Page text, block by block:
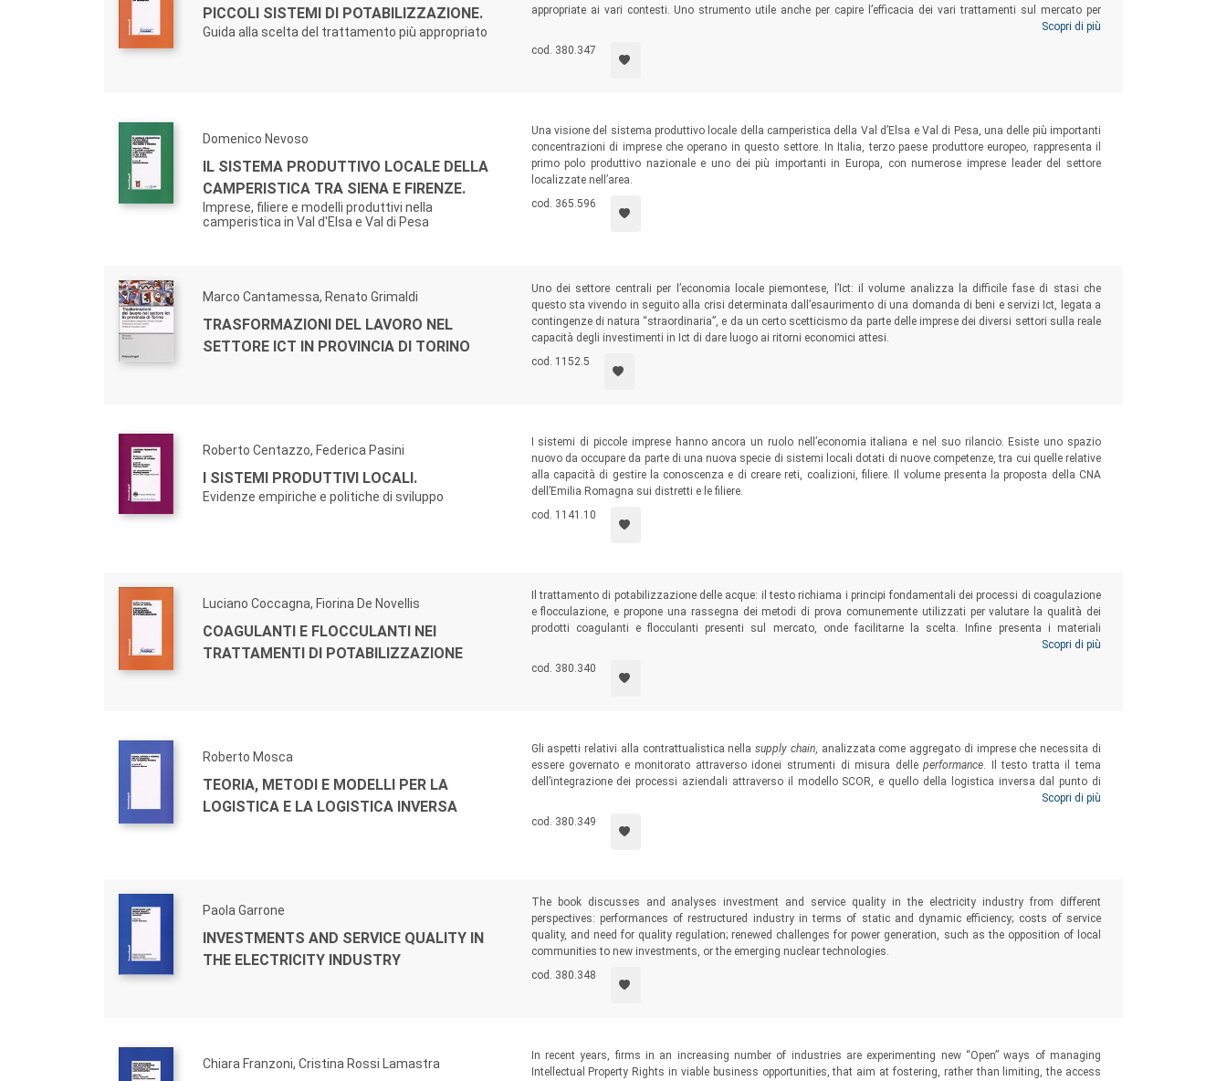
PICCOLI SISTEMI DI POTABILIZZAZIONE.
Guida alla scelta del trattamento più appropriato
appropriate ai vari contesti. Uno strumento utile anche per capire l’efficacia dei vari trattamenti sul mercato per
Scopri di più
cod. 380.347
Domenico Nevoso
IL SISTEMA PRODUTTIVO LOCALE DELLA
CAMPERISTICA TRA SIENA E FIRENZE.
Imprese, filiere e modelli produttivi nella
camperistica in Val d'Elsa e Val di Pesa
Una visione del sistema produttivo locale della camperistica della Val d’Elsa e Val di Pesa, una delle più importanti
concentrazioni di imprese che operano in questo settore. In Italia, terzo paese produttore europeo, rappresenta il
primo polo produttivo nazionale e uno dei più importanti in Europa, con numerose imprese leader del settore
localizzate nell’area.
cod. 365.596
Marco Cantamessa, Renato Grimaldi
TRASFORMAZIONI DEL LAVORO NEL
SETTORE ICT IN PROVINCIA DI TORINO
Uno dei settore centrali per l’economia locale piemontese, l’Ict: il volume analizza la difficile fase di stasi che
questo sta vivendo in seguito alla crisi determinata dall’esaurimento di una domanda di beni e servizi Ict, legata a
contingenze di natura “straordinaria”, e da un certo scetticismo da parte delle imprese dei diversi settori sulla reale
capacità degli investimenti in Ict di dare luogo ai ritorni economici attesi.
cod. 1152.5
Roberto Centazzo, Federica Pasini
I SISTEMI PRODUTTIVI LOCALI.
Evidenze empiriche e politiche di sviluppo
I sistemi di piccole imprese hanno ancora un ruolo nell’economia italiana e nel suo rilancio. Esiste uno spazio
nuovo da occupare da parte di una nuova specie di sistemi locali dotati di nuove competenze, tra cui quelle relative
alla capacità di gestire la conoscenza e di creare reti, coalizioni, filiere. Il volume presenta la proposta della CNA
dell’Emilia Romagna sui distretti e le filiere.
cod. 1141.10
Luciano Coccagna, Fiorina De Novellis
COAGULANTI E FLOCCULANTI NEI
TRATTAMENTI DI POTABILIZZAZIONE
Il trattamento di potabilizzazione delle acque: il testo richiama i principi fondamentali dei processi di coagulazione
e flocculazione, e propone una rassegna dei metodi di prova comunemente utilizzati per valutare la qualità dei
prodotti coagulanti e flocculanti presenti sul mercato, onde facilitarne la scelta. Infine presenta i materiali
coagulanti e flocculanti più diffusi: generalità, modalità di utilizzo, caratteristiche chimico-fisiche, riferimenti ai
metodi di prova e agli standard internazionali.
Scopri di più
cod. 380.340
Roberto Mosca
TEORIA, METODI E MODELLI PER LA
LOGISTICA E LA LOGISTICA INVERSA
Gli aspetti relativi alla contrattualistica nellasupply chain, analizzata come aggregato di imprese che necessita di
essere governato e monitorato attraverso idonei strumenti di misura delleperformance. Il testo tratta il tema
dell’integrazione dei processi aziendali attraverso il modello SCOR, e quello della logistica inversa dal punto di
vista economico-tecnologico-organizzativo. Chiude una rassegna delle metodologie operative e degli algoritmi
necessari per supportare i processi decisionali nell’ambito della
Scopri di più
cod. 380.349
Paola Garrone
INVESTMENTS AND SERVICE QUALITY IN
THE ELECTRICITY INDUSTRY
The book discusses and analyses investment and service quality in the electricity industry from different
perspectives: performances of restructured industry in terms of static and dynamic efficiency; costs of service
quality, and need for quality regulation; renewed challenges for power generation, such as the opposition of local
communities to new investments, or the emerging nuclear technologies.
cod. 380.348
Chiara Franzoni, Cristina Rossi Lamastra
In recent years, firms in an increasing number of industries are experimenting new “Open” ways of managing
Intellectual Property Rights in viable business opportunities, that aim at fostering, rather than limiting, the access